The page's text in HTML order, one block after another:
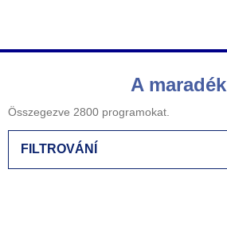
A maradék
Összegezve 2800 programokat.
FILTROVÁNÍ